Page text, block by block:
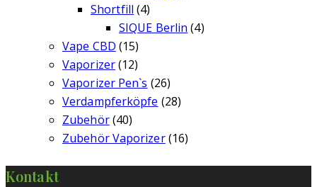
Shortfill (4)
SIQUE Berlin (4)
Vape CBD (15)
Vaporizer(12)
Vaporizer Pen`s (26)
Verdampferköpfe (28)
Zubehör(40)
Zubehör Vaporizer(16)
Kontakt